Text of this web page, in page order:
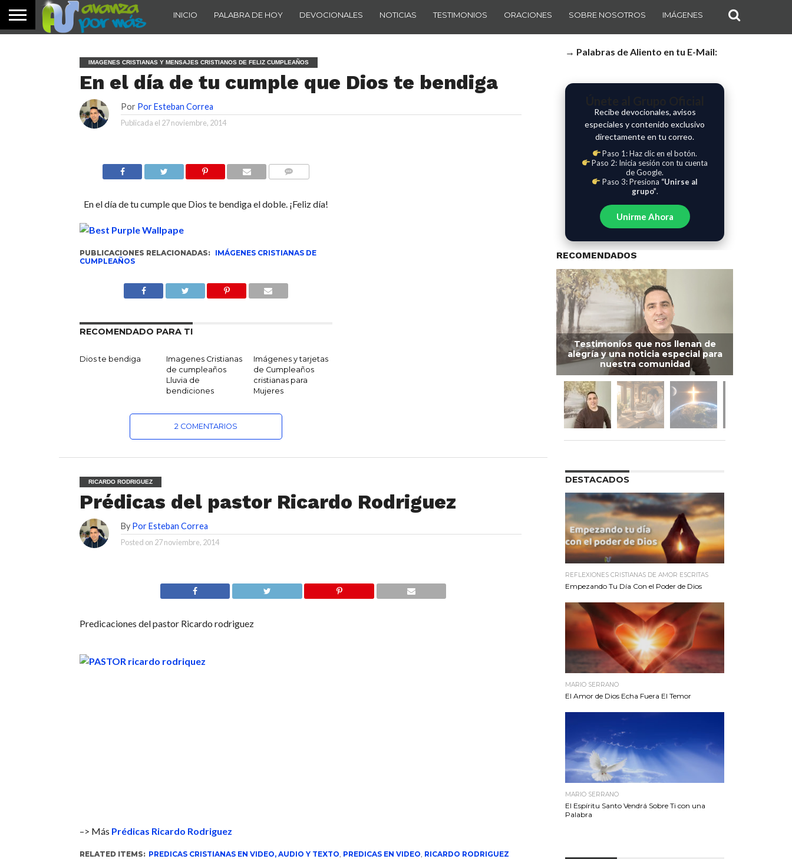
INICIO PALABRA DE HOY DEVOCIONALES NOTICIAS TESTIMONIOS ORACIONES SOBRE NOSOTROS IMÁGENES
IMAGENES CRISTIANAS Y MENSAJES CRISTIANOS DE FELIZ CUMPLEAÑOS
En el día de tu cumple que Dios te bendiga
Por Por Esteban Correa
Publicada el 27 noviembre, 2014
En el día de tu cumple que Dios te bendiga el doble. ¡Feliz día!
PUBLICACIONES RELACIONADAS: IMÁGENES CRISTIANAS DE
CUMPLEAÑOS
RECOMENDADO PARA TI
Dios te bendiga
Imagenes Cristianas
de cumpleaños
Lluvia de
bendiciones
Imágenes y tarjetas
de Cumpleaños
cristianas para
Mujeres
2 COMENTARIOS
RICARDO RODRIGUEZ
Prédicas del pastor Ricardo Rodriguez
By Por Esteban Correa
Posted on 27 noviembre, 2014
Predicaciones del pastor Ricardo rodriguez
–> Más Prédicas Ricardo Rodriguez
RELATED ITEMS: PREDICAS CRISTIANAS EN VIDEO, AUDIO Y TEXTO, PREDICAS EN VIDEO, RICARDO RODRIGUEZ
→ Palabras de Aliento en tu E-Mail:
Recibe devocionales, avisos
especiales y contenido exclusivo
directamente en tu correo.
Paso 1: Haz clic en el botón.
Paso 2: Inicia sesión con tu cuenta
de Google.
Paso 3: Presiona “Unirse al
grupo”.
Unirme Ahora
RECOMENDADOS
Testimonios que nos llenan de
alegría y una noticia especial para
nuestra comunidad
DESTACADOS
REFLEXIONES CRISTIANAS DE AMOR ESCRITAS
Empezando Tu Día Con el Poder de Dios
MARIO SERRANO
El Amor de Dios Echa Fuera El Temor
MARIO SERRANO
El Espíritu Santo Vendrá Sobre Ti con una
Palabra